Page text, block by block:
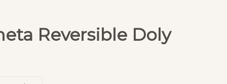
Reversible Doly